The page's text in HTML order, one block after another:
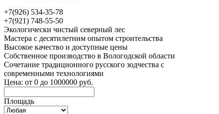
+7(926) 534-35-78
+7(921) 748-55-50
Экологически чистый северный лес
Мастера с десятилетним опытом строительства
Высокое качество и доступные цены
Собственное производство в Вологодской области
Сочетание традиционного русского зодчества с
современными технологиями
Цена: от 0 до 1000000 руб.
Площадь